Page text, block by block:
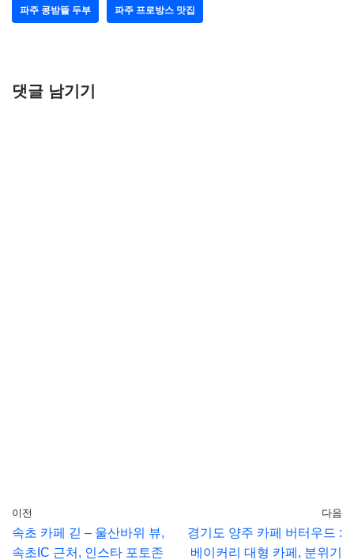
파주 콩받뜰 두부 파주 프로방스 맛집
댓글 남기기
이전
속초 카페 긷 – 울산바위 뷰,
속초IC 근처, 인스타 포토존
다음
경기도 양주 카페 버터우드 :
베이커리 대형 카페, 분위기